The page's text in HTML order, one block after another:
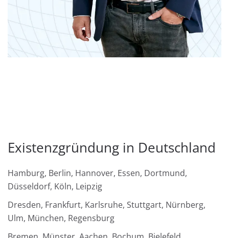
Existenzgründung in Deutschland
Hamburg, Berlin, Hannover, Essen, Dortmund,
Düsseldorf, Köln, Leipzig
Dresden, Frankfurt, Karlsruhe, Stuttgart, Nürnberg,
Ulm, München, Regensburg